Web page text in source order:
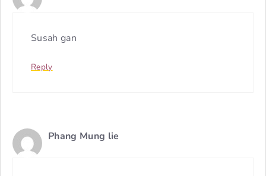
Susah gan
Reply
Phang Mung lie